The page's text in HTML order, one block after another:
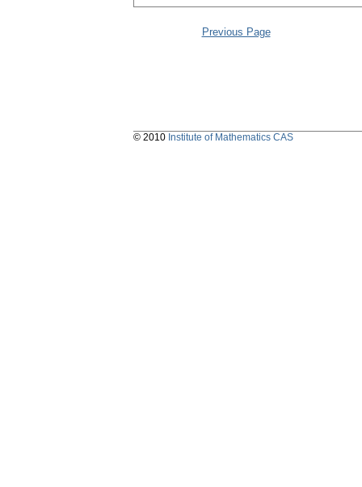
Previous Page
© 2010 Institute of Mathematics CAS